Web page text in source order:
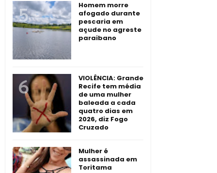
Homem morre
afogado durante
pescaria em
açude no agreste
paraibano
VIOLÊNCIA: Grande
Recife tem média
de uma mulher
baleada a cada
quatro dias em
2026, diz Fogo
Cruzado
Mulher é
assassinada em
Toritama